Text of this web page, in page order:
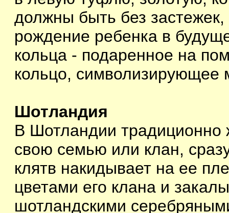
должны быть без застежек,
рождение ребенка в
кольца - подаренное на
кольцо, символизирующее
Шотландия
В Шотландии традиционно
свою семью или клан,
клятв накидывает на ее
цветами его клана и
шотландскими